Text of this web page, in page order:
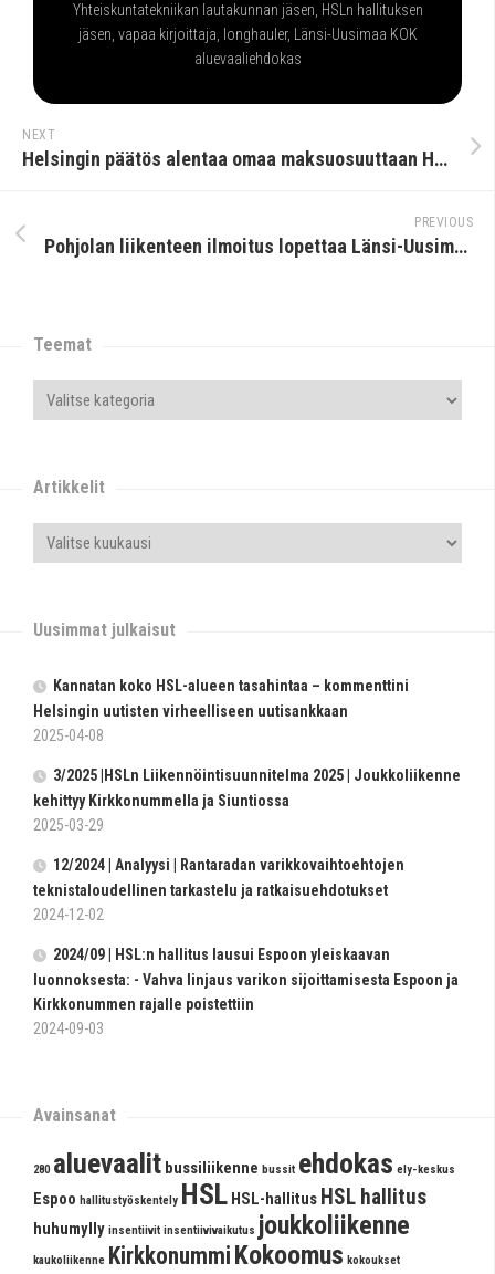
Yhteiskuntatekniikan lautakunnan jäsen, HSLn hallituksen
jäsen, vapaa kirjoittaja, longhauler, Länsi-Uusimaa KOK
aluevaaliehdokas
NEXT
Helsingin päätös alentaa omaa maksuosuuttaan HSLssä ei voi olla vaikuttamatta muihin HSL-kuntiin
PREVIOUS
Pohjolan liikenteen ilmoitus lopettaa Länsi-Uusimaalla – uhka vai mahdollisuus?
Teemat
Artikkelit
Uusimmat julkaisut
Kannatan koko HSL-alueen tasahintaa – kommenttini
Helsingin uutisten virheelliseen uutisankkaan
2025-04-08
3/2025 |HSLn Liikennöintisuunnitelma 2025 | Joukkoliikenne
kehittyy Kirkkonummella ja Siuntiossa
2025-03-29
12/2024 | Analyysi | Rantaradan varikkovaihtoehtojen
teknistaloudellinen tarkastelu ja ratkaisuehdotukset
2024-12-02
2024/09 | HSL:n hallitus lausui Espoon yleiskaavan
luonnoksesta: - Vahva linjaus varikon sijoit­ta­mi­sesta Espoon ja
Kirkkonummen rajalle poistettiin
2024-09-03
Avainsanat
280 aluevaalit bussiliikenne bussit ehdokas ely-keskus
Espoo hallitustyöskentely HSL HSL-hallitus HSL hallitus
huhumylly insentiivit insentiivivaikutus joukkoliikenne
kaukoliikenne Kirkkonummi Kokoomus kokoukset